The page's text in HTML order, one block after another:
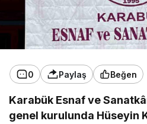
0 Paylaş Beğen
Karabük Esnaf ve
genel kurulunda Hüseyin